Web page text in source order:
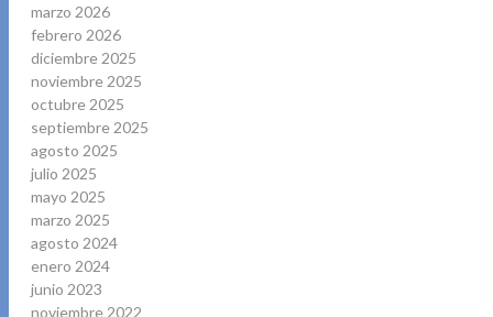
marzo 2026
febrero 2026
diciembre 2025
noviembre 2025
octubre 2025
septiembre 2025
agosto 2025
julio 2025
mayo 2025
marzo 2025
agosto 2024
enero 2024
junio 2023
noviembre 2022